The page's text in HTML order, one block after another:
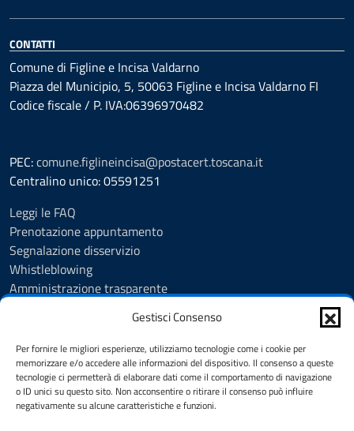
Gestisci Consenso
Per fornire le migliori esperienze, utilizziamo tecnologie come i cookie per
memorizzare e/o accedere alle informazioni del dispositivo. Il consenso a queste
tecnologie ci permetterà di elaborare dati come il comportamento di navigazione
o ID unici su questo sito. Non acconsentire o ritirare il consenso può influire
negativamente su alcune caratteristiche e funzioni.
CONTATTI
Comune di Figline e Incisa Valdarno
Piazza del Municipio, 5, 50063 Figline e Incisa Valdarno FI
Codice fiscale / P. IVA:06396970482
PEC:comune.figlineincisa@postacert.toscana.it
Centralino unico: 05591251
Leggi le FAQ
Prenotazione appuntamento
Segnalazione disservizio
Whistleblowing
Amministrazione trasparente
Albo Pretorio
Cookie Policy
Informativa privacy
Dichiarazione di accessibilità